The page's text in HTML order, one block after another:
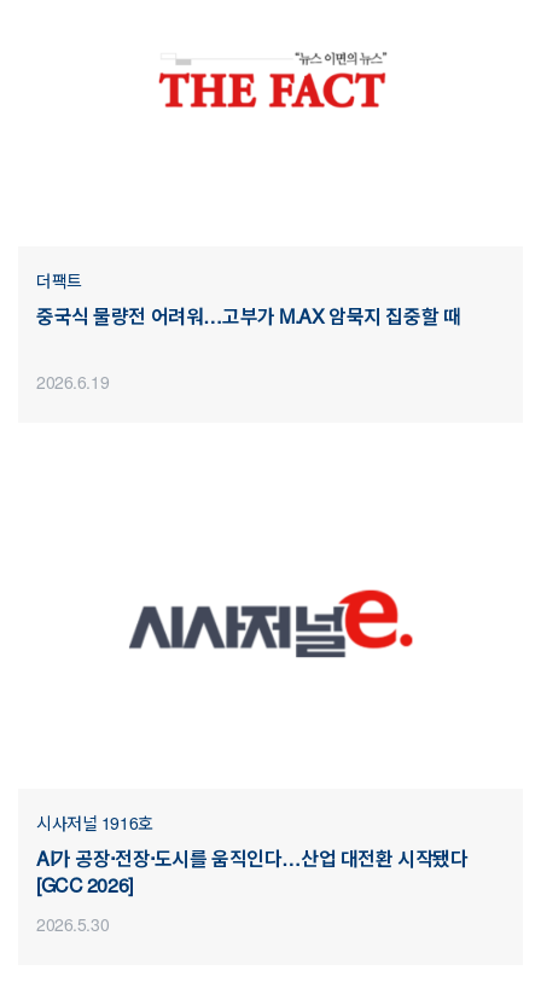
더팩트
중국식 물량전 어려워…고부가 M.AX 암묵지 집중할 때
2026.6.19
시사저널 1916호
AI가 공장·전장·도시를 움직인다…산업 대전환 시작됐다
[GCC 2026]
2026.5.30